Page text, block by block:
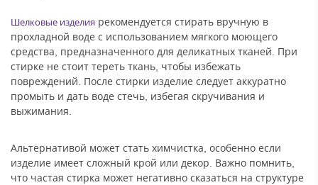
Шелковые изделия рекомендуется стирать вручную в
прохладной воде с использованием мягкого моющего
средства, предназначенного для деликатных тканей. При
стирке не стоит тереть ткань, чтобы избежать
повреждений. После стирки изделие следует аккуратно
промыть и дать воде стечь, избегая скручивания и
выжимания.
Альтернативой может стать химчистка, особенно если
изделие имеет сложный крой или декор. Важно помнить,
что частая стирка может негативно сказаться на структуре